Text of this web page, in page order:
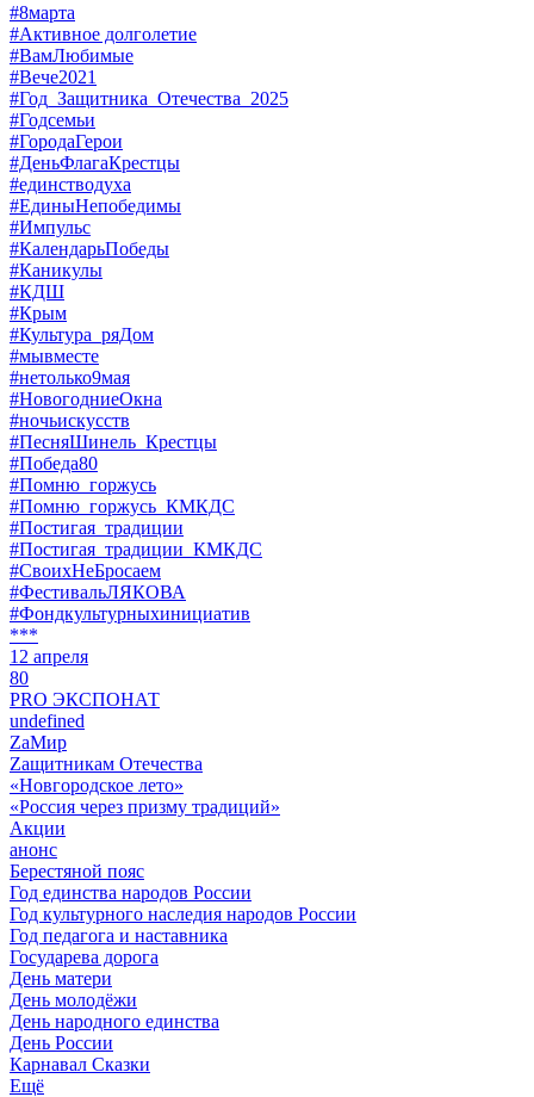
#8марта
#Активное долголетие
#ВамЛюбимые
#Вече2021
#Год_Защитника_Отечества_2025
#Годсемьи
#ГородаГерои
#ДеньФлагаКрестцы
#единстводуха
#ЕдиныНепобедимы
#Импульс
#КалендарьПобеды
#Каникулы
#КДШ
#Крым
#Культура_ряДом
#мывместе
#нетолько9мая
#НовогодниеОкна
#ночьискусств
#ПесняШинель_Крестцы
#Победа80
#Помню_горжусь
#Помню_горжусь_КМКДС
#Постигая_традиции
#Постигая_традиции_КМКДС
#СвоихНеБросаем
#ФестивальЛЯКОВА
#Фондкультурныхинициатив
***
12 апреля
80
PRO ЭКСПОНАТ
undefined
ZaМир
Zащитникам Отечества
«Новгородское лето»
«Россия через призму традиций»
Акции
анонс
Берестяной пояс
Год единства народов России
Год культурного наследия народов России
Год педагога и наставника
Государева дорога
День матери
День молодёжи
День народного единства
День России
Карнавал Сказки
Ещё